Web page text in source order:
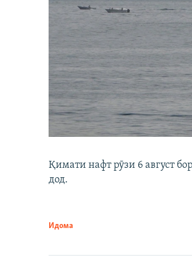
Қимати нафт рӯзи 6 август
дод.
Идома